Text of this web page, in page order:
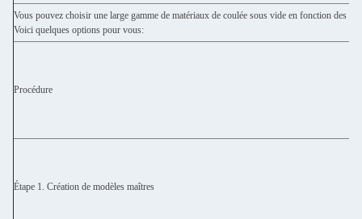
Vous pouvez choisir une large gamme de matériaux de coulée sous vide en fonction des
Voici quelques options pour vous:
Procédure
Étape 1. Création de modèles maîtres